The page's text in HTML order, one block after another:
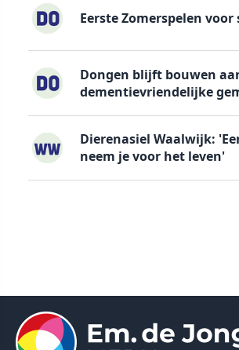
Eerste Zomerspelen voor
Dongen blijft bouwen
dementievriendelijke
Dierenasiel Waalwijk:
neem je voor het leven'